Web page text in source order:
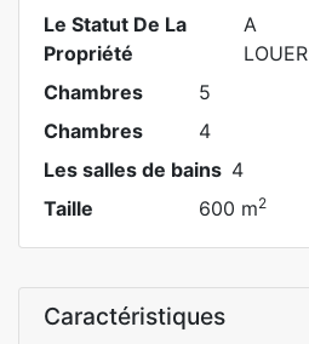
Le Statut De La
Propriété
A
LOUER
Chambres
5
Chambres
4
Les salles de bains 4
Taille
600 m2
Caractéristiques